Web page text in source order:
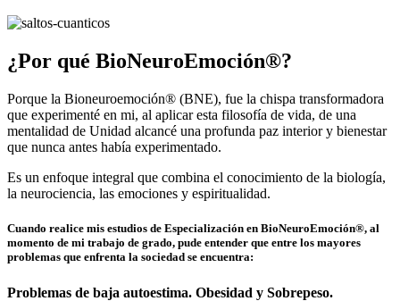
¿Por qué BioNeuroEmoción®?
Porque la Bioneuroemoción® (BNE), fue la chispa transformadora
que experimenté en mi, al aplicar esta filosofía de vida, de una
mentalidad de Unidad alcancé una profunda paz interior y bienestar
que nunca antes había experimentado.
Es un enfoque integral que combina el conocimiento de la biología,
la neurociencia, las emociones y espiritualidad.
Cuando realice mis estudios de Especialización en BioNeuroEmoción®, al
momento de mi trabajo de grado, pude entender que entre los mayores
problemas que enfrenta la sociedad se encuentra:
Problemas de baja autoestima. Obesidad y Sobrepeso.